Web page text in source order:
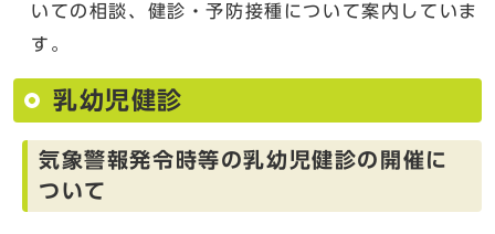
いての相談、健診・予防接種について案内していま
す。
乳幼児健診
気象警報発令時等の乳幼児健診の開催に
ついて